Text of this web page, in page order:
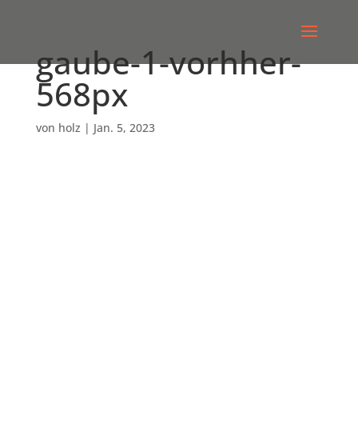
gaube-1-vorhher-
568px
von holz | Jan. 5, 2023